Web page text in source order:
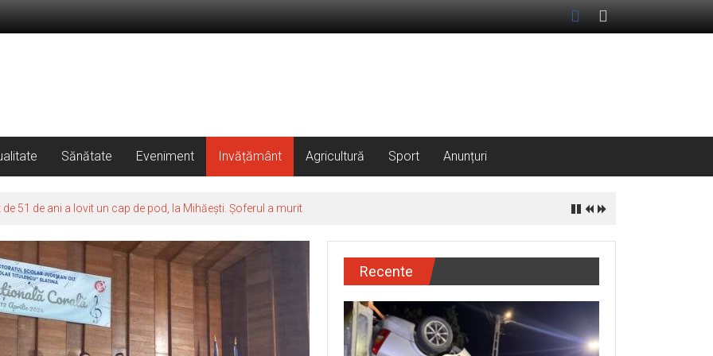
Sănătate Eveniment Invățământ Agricultură Sport Anunțuri
51 de ani a lovit un cap de pod, la Mihăești. Șoferul a murit
Recente